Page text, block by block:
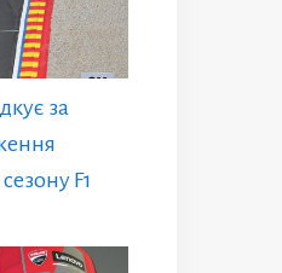
за
F1